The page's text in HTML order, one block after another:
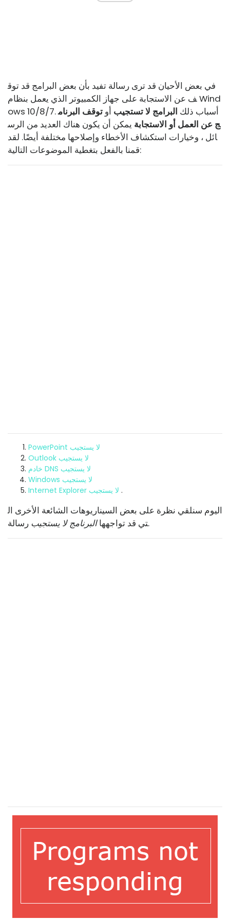
في بعض الأحيان قد ترى رسالة تفيد بأن بعض البرامج قد توق
ف عن الاستجابة على جهاز الكمبيوتر الذي يعمل بنظام Wind
ows 10/8/7. أسباب ذلك البرامج لا تستجيب أو توقف البرنام
ج عن العمل أو الاستجابة يمكن أن يكون هناك العديد من الرس
ائل ، وخيارات استكشاف الأخطاء وإصلاحها مختلفة أيضًا. لقد
قمنا بالفعل بتغطية الموضوعات التالية:
PowerPoint لا يستجيب
Outlook لا يستجيب
خادم DNS لا يستجيب
Windows لا يستجيب
Internet Explorer لا يستجيب .
اليوم سنلقي نظرة على بعض السيناريوهات الشائعة الأخرى ال
تي قد تواجههاالبرنامج لا يستجيب رسالة.